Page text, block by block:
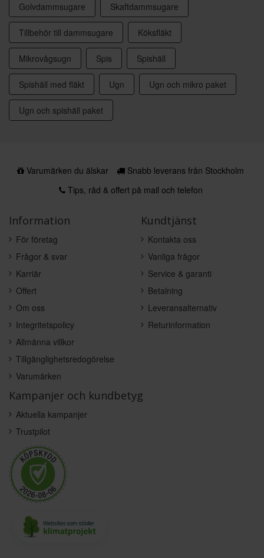
Golvdammsugare Skaftdammsugare
Tillbehör till dammsugare Köksfläkt
Mikrovågsugn Spis Spishäll
Spishäll med fläkt Ugn Ugn och mikro paket
Ugn och spishäll paket
Varumärken du älskar
Snabb leverans från Stockholm
Tips, råd & offert på mail och telefon
Information
För företag
Frågor & svar
Karriär
Offert
Om oss
Integritetspolicy
Allmänna villkor
Tillgänglighetsredogörelse
Varumärken
Kundtjänst
Kontakta oss
Vanliga frågor
Service & garanti
Betalning
Leveransalternativ
Returinformation
Kampanjer och kundbetyg
Aktuella kampanjer
Trustpilot